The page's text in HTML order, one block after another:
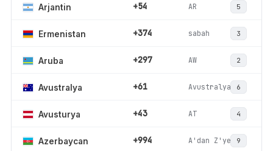
Arjantin +54 AR 5
Ermenistan +374 sabah 3
Aruba +297 AW 2
Avustralya +61 Avustralya 6
Avusturya +43 AT 4
Azerbaycan +994 A'dan Z'ye 9